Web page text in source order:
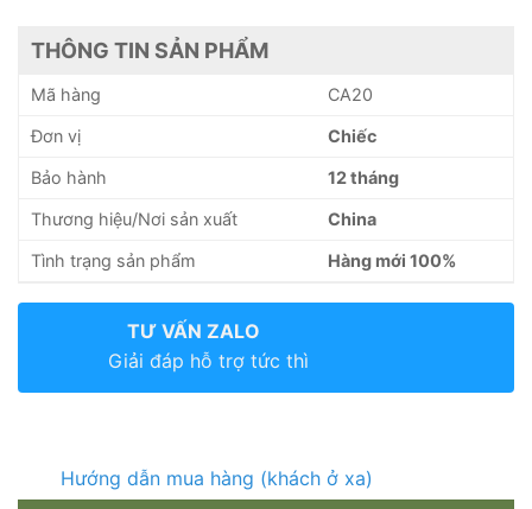
THÔNG TIN SẢN PHẨM
Mã hàng CA20
Đơn vị Chiếc
Bảo hành 12 tháng
Thương hiệu/Nơi sản xuất China
Tình trạng sản phẩm Hàng mới 100%
TƯ VẤN ZALO
Giải đáp hỗ trợ tức thì
Hướng dẫn mua hàng (khách ở xa)